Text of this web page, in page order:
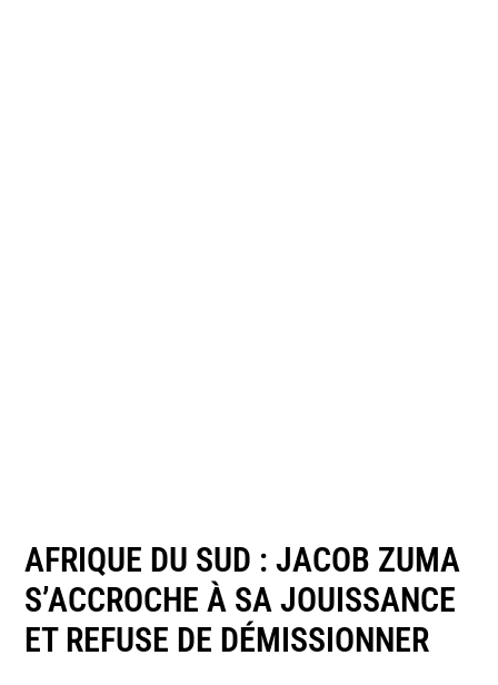
AFRIQUE DU SUD : JACOB ZUMA
S’ACCROCHE À SA JOUISSANCE
ET REFUSE DE DÉMISSIONNER